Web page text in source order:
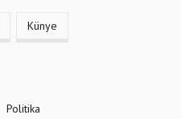
Künye
Politika